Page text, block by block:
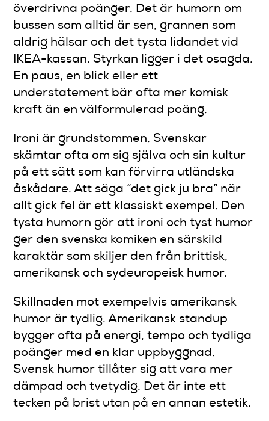
överdrivna poänger. Det är humorn om
bussen som alltid är sen, grannen som
aldrig hälsar och det tysta lidandet vid
IKEA-kassan. Styrkan ligger i det osagda.
En paus, en blick eller ett
understatement bär ofta mer komisk
kraft än en välformulerad poäng.
Ironi är grundstommen. Svenskar
skämtar ofta om sig själva och sin kultur
på ett sätt som kan förvirra utländska
åskådare. Att säga “det gick ju bra” när
allt gick fel är ett klassiskt exempel. Den
tysta humorn gör att ironi och tyst humor
ger den svenska komiken en särskild
karaktär som skiljer den från brittisk,
amerikansk och sydeuropeisk humor.
Skillnaden mot exempelvis amerikansk
humor är tydlig. Amerikansk standup
bygger ofta på energi, tempo och tydliga
poänger med en klar uppbyggnad.
Svensk humor tillåter sig att vara mer
dämpad och tvetydig. Det är inte ett
tecken på brist utan på en annan estetik.